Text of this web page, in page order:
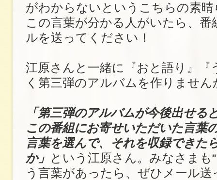
がわからないというこちらの素晴
この言葉が分かる人がいたら、番
ルを送ってください！
江原さんと一緒に『おと語り』『
く第三弾のアルバムを作りません
「第三弾のアルバムが今後出せる
この番組にお寄せいただいた言葉
言葉を選んで、それを収録できた
か」 という江原さん。みなさまも
う言葉があったら、ぜひメール